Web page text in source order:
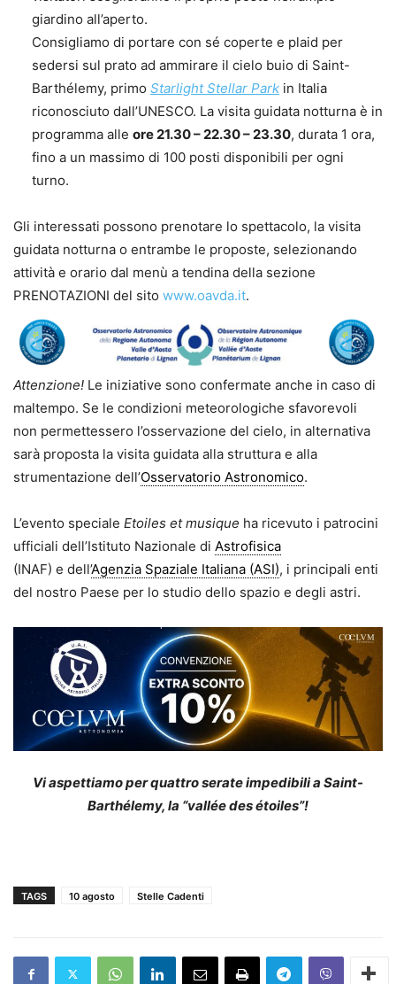
giardino all’aperto.
Consigliamo di portare con sé coperte e plaid per
sedersi sul prato ad ammirare il cielo buio di Saint-
Barthélemy, primo Starlight Stellar Park in Italia
riconosciuto dall’UNESCO. La visita guidata notturna è in
programma alle ore 21.30 – 22.30 – 23.30, durata 1 ora,
fino a un massimo di 100 posti disponibili per ogni
turno.
Gli interessati possono prenotare lo spettacolo, la visita
guidata notturna o entrambe le proposte, selezionando
attività e orario dal menù a tendina della sezione
PRENOTAZIONI del sito www.oavda.it.
Attenzione! Le iniziative sono confermate anche in caso di
maltempo. Se le condizioni meteorologiche sfavorevoli
non permettessero l’osservazione del cielo, in alternativa
sarà proposta la visita guidata alla struttura e alla
strumentazione dell’Osservatorio Astronomico.
L’evento speciale Etoiles et musique ha ricevuto i patrocini
ufficiali dell’Istituto Nazionale di Astrofisica
(INAF) e dell’Agenzia Spaziale Italiana (ASI), i principali enti
del nostro Paese per lo studio dello spazio e degli astri.
Vi aspettiamo per quattro serate impedibili a Saint-
Barthélemy, la “vallée des étoiles”!
TAGS 10 agosto Stelle Cadenti